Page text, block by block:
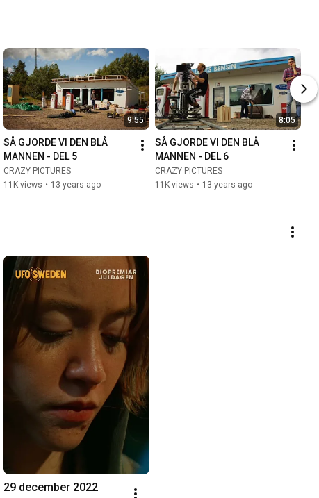
9:55
SÅ GJORDE VI DEN BLÅ
MANNEN - DEL 5
CRAZY PICTURES
11K views • 13 years ago
8:05
SÅ GJORDE VI DEN BLÅ
MANNEN - DEL 6
CRAZY PICTURES
11K views • 13 years ago
29 december 2022